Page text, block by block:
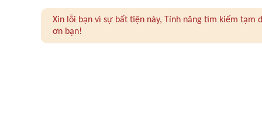
Xin lỗi bạn vì sự bất tiện này, Tính năng tìm kiếm
ơn bạn!